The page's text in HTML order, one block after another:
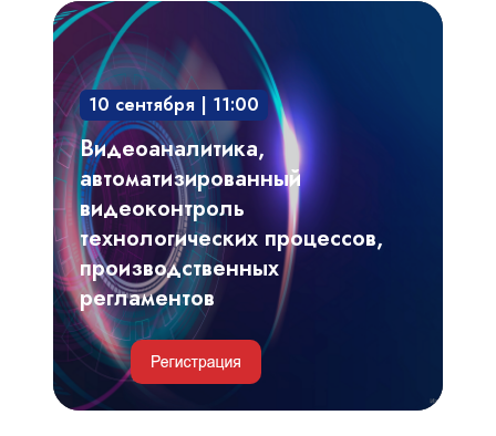
Видеоаналитика,
автоматизированный
видеоконтроль
технологических
процессов,
производственных
регламентов
10 сентября | 11:00
Видеоаналитика,
автоматизированный
видеоконтроль
технологических процессов,
производственных
регламентов